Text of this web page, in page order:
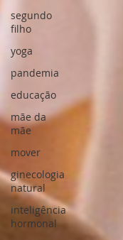
segundo
filho
yoga
pandemia
educação
mãe da
mãe
mover
ginecologia
natural
inteligência
hormonal